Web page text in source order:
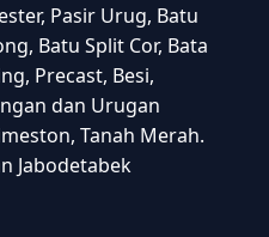
Pasir Urug, Batu
Batu Split Cor, Bata
Precast, Besi,
dan Urugan
Tanah Merah.
Jabodetabek